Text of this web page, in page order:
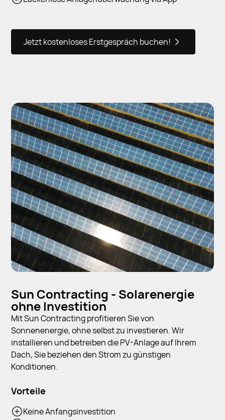
Jetzt kostenloses Erstgespräch buchen!
Sun Contracting - Solarenergie
ohne Investition
Mit Sun Contracting profitieren Sie von
Sonnenenergie, ohne selbst zu investieren. Wir
installieren und betreiben die PV-Anlage auf Ihrem
Dach, Sie beziehen den Strom zu günstigen
Konditionen.
Vorteile
Keine Anfangsinvestition